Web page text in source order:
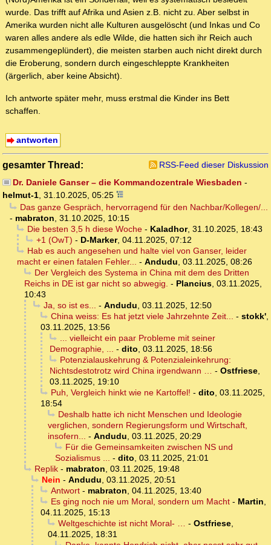
wurde. Das trifft auf Afrika und Asien z.B. nicht zu. Aber selbst in
Amerika wurden nicht alle Kulturen ausgelöscht (und Inkas und Co
waren alles andere als edle Wilde, die hatten sich ihr Reich auch
zusammengeplündert), die meisten starben auch nicht direkt durch
die Eroberung, sondern durch eingeschleppte Krankheiten
(ärgerlich, aber keine Absicht).
Ich antworte später mehr, muss erstmal die Kinder ins Bett
schaffen.
antworten
gesamter Thread:
RSS-Feed dieser Diskussion
Dr. Daniele Ganser – die Kommandozentrale Wiesbaden -
helmut-1, 31.10.2025, 05:25
Das ganze Gespräch, hervorragend für den Nachbar/Kollegen/...
- mabraton, 31.10.2025, 10:15
Die besten 3,5 h diese Woche- Kaladhor, 31.10.2025, 18:43
+1 (OwT) - D-Marker, 04.11.2025, 07:12
Hab es auch angesehen und halte viel von Ganser, leider
macht er einen fatalen Fehler... - Andudu, 03.11.2025, 08:26
Der Vergleich des Systema in China mit dem des Dritten
Reichs in DE ist gar nicht so abwegig. - Plancius, 03.11.2025,
10:43
Ja, so ist es... - Andudu, 03.11.2025, 12:50
China weiss: Es hat jetzt viele Jahrzehnte Zeit... - stokk',
03.11.2025, 13:56
... vielleicht ein paar Probleme mit seiner
Demographie, ... - dito, 03.11.2025, 18:56
Potenzialauskehrung & Potenzialeinkehrung:
Nichtsdestotrotz wird China irgendwann … - Ostfriese,
03.11.2025, 19:10
Puh, Vergleich hinkt wie ne Kartoffel! - dito, 03.11.2025,
18:54
Deshalb hatte ich nicht Menschen und Ideologie
verglichen, sondern Regierungsform und Wirtschaft,
insofern... - Andudu, 03.11.2025, 20:29
Für die Gemeinsamkeiten zwischen NS und
Sozialismus ... - dito, 03.11.2025, 21:01
Replik- mabraton, 03.11.2025, 19:48
Nein - Andudu, 03.11.2025, 20:51
Antwort- mabraton, 04.11.2025, 13:40
Es ging noch nie um Moral, sondern um Macht- Martin,
04.11.2025, 15:13
Weltgeschichte ist nicht Moral- … - Ostfriese,
04.11.2025, 18:31